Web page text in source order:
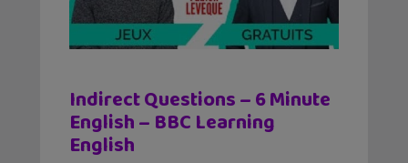
Indirect Questions – 6 Minute
English – BBC Learning
English